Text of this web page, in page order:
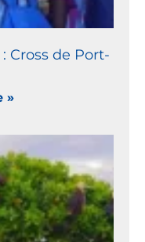
Cross de Port-
»